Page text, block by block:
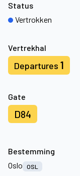
Vertrekhal
Departures 1
Gate
D84
Status
Vertrokken
Bestemming
Oslo
OSL